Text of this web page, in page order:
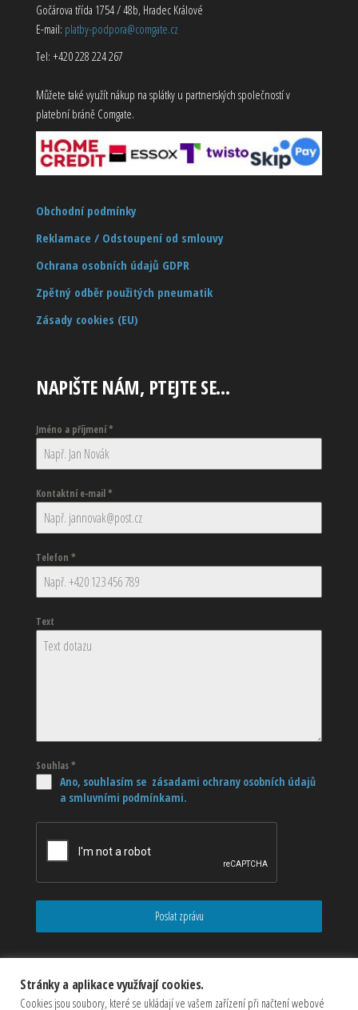
Gočárova třída 1754 / 48b, Hradec Králové
E-mail: platby-podpora@comgate.cz
Tel: +420 228 224 267
Můžete také využít nákup na splátky u partnerských společností v
platební bráně Comgate.
Obchodní podmínky
Reklamace / Odstoupení od smlouvy
Ochrana osobních údajů GDPR
Zpětný odběr použitých pneumatik
Zásady cookies (EU)
NAPIŠTE NÁM, PTEJTE SE…
Jméno a příjmení*
Kontaktní e-mail*
Telefon *
Text
Souhlas*
Ano, souhlasím se zásadami ochrany osobních údajů
a smluvními podmínkami.
Poslat zprávu
Stránky a aplikace využívají cookies.
Cookies jsou soubory, které se ukládají ve vašem zařízení při načtení webové